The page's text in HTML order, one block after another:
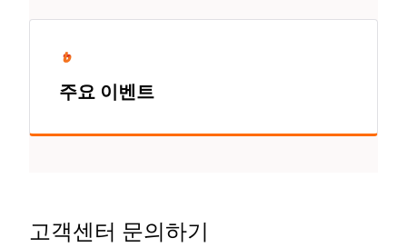
주요 이벤트
고객센터 문의하기